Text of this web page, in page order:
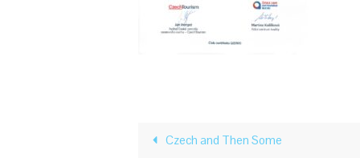
Czech and Then Some